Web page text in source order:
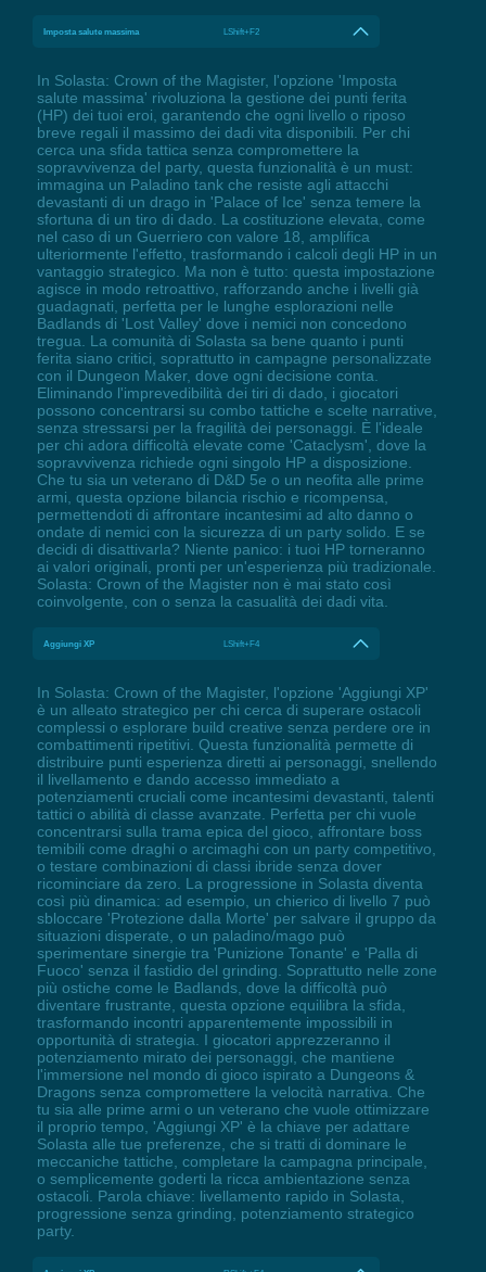
Imposta salute massima LShift+F2
In Solasta: Crown of the Magister, l'opzione 'Imposta
salute massima' rivoluziona la gestione dei punti ferita
(HP) dei tuoi eroi, garantendo che ogni livello o riposo
breve regali il massimo dei dadi vita disponibili. Per chi
cerca una sfida tattica senza compromettere la
sopravvivenza del party, questa funzionalità è un must:
immagina un Paladino tank che resiste agli attacchi
devastanti di un drago in 'Palace of Ice' senza temere la
sfortuna di un tiro di dado. La costituzione elevata, come
nel caso di un Guerriero con valore 18, amplifica
ulteriormente l'effetto, trasformando i calcoli degli HP in un
vantaggio strategico. Ma non è tutto: questa impostazione
agisce in modo retroattivo, rafforzando anche i livelli già
guadagnati, perfetta per le lunghe esplorazioni nelle
Badlands di 'Lost Valley' dove i nemici non concedono
tregua. La comunità di Solasta sa bene quanto i punti
ferita siano critici, soprattutto in campagne personalizzate
con il Dungeon Maker, dove ogni decisione conta.
Eliminando l'imprevedibilità dei tiri di dado, i giocatori
possono concentrarsi su combo tattiche e scelte narrative,
senza stressarsi per la fragilità dei personaggi. È l'ideale
per chi adora difficoltà elevate come 'Cataclysm', dove la
sopravvivenza richiede ogni singolo HP a disposizione.
Che tu sia un veterano di D&D 5e o un neofita alle prime
armi, questa opzione bilancia rischio e ricompensa,
permettendoti di affrontare incantesimi ad alto danno o
ondate di nemici con la sicurezza di un party solido. E se
decidi di disattivarla? Niente panico: i tuoi HP torneranno
ai valori originali, pronti per un'esperienza più tradizionale.
Solasta: Crown of the Magister non è mai stato così
coinvolgente, con o senza la casualità dei dadi vita.
Aggiungi XP LShift+F4
In Solasta: Crown of the Magister, l'opzione 'Aggiungi XP'
è un alleato strategico per chi cerca di superare ostacoli
complessi o esplorare build creative senza perdere ore in
combattimenti ripetitivi. Questa funzionalità permette di
distribuire punti esperienza diretti ai personaggi, snellendo
il livellamento e dando accesso immediato a
potenziamenti cruciali come incantesimi devastanti, talenti
tattici o abilità di classe avanzate. Perfetta per chi vuole
concentrarsi sulla trama epica del gioco, affrontare boss
temibili come draghi o arcimaghi con un party competitivo,
o testare combinazioni di classi ibride senza dover
ricominciare da zero. La progressione in Solasta diventa
così più dinamica: ad esempio, un chierico di livello 7 può
sbloccare 'Protezione dalla Morte' per salvare il gruppo da
situazioni disperate, o un paladino/mago può
sperimentare sinergie tra 'Punizione Tonante' e 'Palla di
Fuoco' senza il fastidio del grinding. Soprattutto nelle zone
più ostiche come le Badlands, dove la difficoltà può
diventare frustrante, questa opzione equilibra la sfida,
trasformando incontri apparentemente impossibili in
opportunità di strategia. I giocatori apprezzeranno il
potenziamento mirato dei personaggi, che mantiene
l'immersione nel mondo di gioco ispirato a Dungeons &
Dragons senza compromettere la velocità narrativa. Che
tu sia alle prime armi o un veterano che vuole ottimizzare
il proprio tempo, 'Aggiungi XP' è la chiave per adattare
Solasta alle tue preferenze, che si tratti di dominare le
meccaniche tattiche, completare la campagna principale,
o semplicemente goderti la ricca ambientazione senza
ostacoli. Parola chiave: livellamento rapido in Solasta,
progressione senza grinding, potenziamento strategico
party.